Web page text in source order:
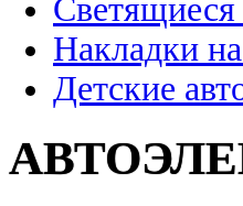
Накладки
Детские